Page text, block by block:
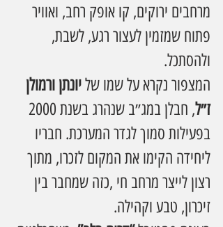
מרחבים ירוקים, קו אופק רחב, ואוויר
פתוח שמזמין לעצור רגע, לשבת,
ולהסתכל.
המצפור נקרא על שמו של יונתן ורמולן
ז״ל
בפעילות סמוך לגדר המערכת. חבריו
ליחידה הקימו את המקום לזכרו, מתוך
רצון לייצר מרחב חי ,כזה שמחבר בין
זיכרון, טבע וקהילה.